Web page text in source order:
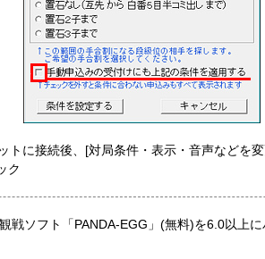
トに接続後、[対局条件・表示・音声などを
ク
戦ソフト「PANDA-EGG」(無料)を6.0以上